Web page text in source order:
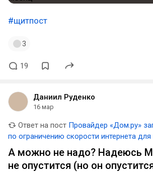
#щитпост
3
19
Даниил Руденко
16 мар
Ответ на пост Провайдер «Дом.ру»
по ограничению скорости интернета для
превышает 3 ТБ в месяц
А можно не надо? Надеюсь
не опустится (но он